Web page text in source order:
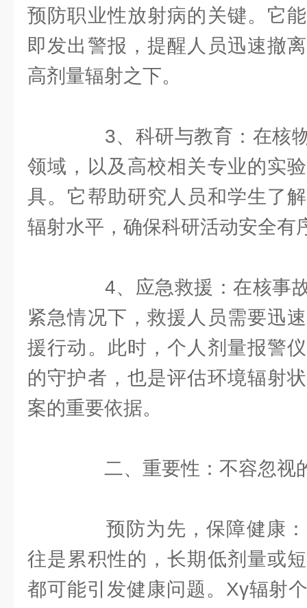
预防职业性放射病的关键。它
即发出警报，提醒人员迅速撤
高剂量辐射之下。
3、科研与教育：在核物
领域，以及高校相关专业的实
具。它帮助研究人员和学生了
辐射水平，确保科研活动安全有
4、应急救援：在核事故
紧急情况下，救援人员需要迅
援行动。此时，个人剂量报警
的守护者，也是评估环境辐射
案的重要依据。
二、重要性：不容忽视
预防为先，保障健康：
往是累积性的，长期低剂量或
都可能引发健康问题。Xγ辐射